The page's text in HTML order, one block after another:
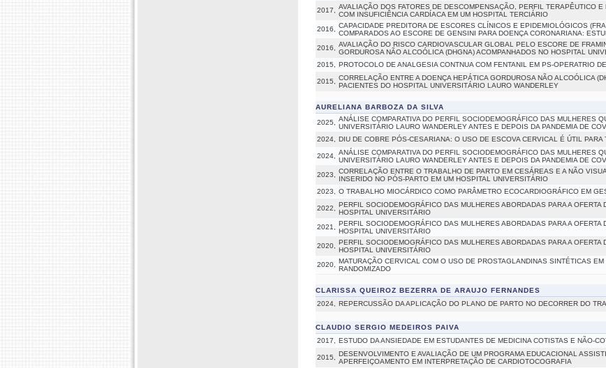
2017,
AVALIAÇÃO DOS FATORES DE DESCOMPENSAÇÃO, PERFIL TERAPÊUTICO
COM INSUFICIÊNCIA CARDÍACA EM UM HOSPITAL TERCIÁRIO
2016,
CAPACIDADE PREDITORA DE ESCORES CLÍNICOS E EPIDEMIOLÓGICOS
COMPARADOS AO ESCORE DE GENSINI PARA DOENÇA CORONARIANA:
2016,
AVALIAÇÃO DO RISCO CARDIOVASCULAR GLOBAL PELO ESCORE DE
GORDUROSA NÃO ALCOÓLICA (DHGNA) ACOMPANHADOS NO HOSPITAL
2015,
PROTOCOLO DE ANALGESIA CONTNUA COM FENTANIL EM PS-OPERATRIO
2015,
CORRELAÇÃO ENTRE A DOENÇA HEPÁTICA GORDUROSA NÃO ALCOÓLICA
PACIENTES DO HOSPITAL UNIVERSITÁRIO LAURO WANDERLEY
AURELIANA BARBOZA DA SILVA
2025,
ANÁLISE COMPARATIVA DO PERFIL SOCIODEMOGRÁFICO DAS MULHERES
UNIVERSITÁRIO LAURO WANDERLEY ANTES E DEPOIS DA PANDEMIA DE
2024,
DIU DE COBRE PÓS-CESARIANA: O USO DE ESCOVA CERVICAL É ÚTIL
2024,
ANÁLISE COMPARATIVA DO PERFIL SOCIODEMOGRÁFICO DAS MULHERES
UNIVERSITÁRIO LAURO WANDERLEY ANTES E DEPOIS DA PANDEMIA DE
2023,
CORRELAÇÃO ENTRE O TRABALHO DE PARTO EM CESÁREAS E A NÃO
INSERIDO NO PÓS-PARTO EM UM HOSPITAL UNIVERSITÁRIO
2023,
O TRABALHO MIOCÁRDICO COMO PARÂMETRO ECOCARDIOGRÁFICO EM
2022,
PERFIL SOCIODEMOGRÁFICO DAS MULHERES ABORDADAS PARA A
HOSPITAL UNIVERSITÁRIO
2021,
PERFIL SOCIODEMOGRÁFICO DAS MULHERES ABORDADAS PARA A
HOSPITAL UNIVERSITÁRIO
2020,
PERFIL SOCIODEMOGRÁFICO DAS MULHERES ABORDADAS PARA A
HOSPITAL UNIVERSITÁRIO
2020,
MATURAÇÃO CERVICAL COM O USO DE PROSTAGLANDINAS SINTÉTICAS
RANDOMIZADO
CLARISSA QUEIROZ BEZERRA DE ARAUJO FERNANDES
2024,
REPERCUSSÃO DA APLICAÇÃO DO PLANO DE PARTO NO DECORRER DO
CLAUDIO SERGIO MEDEIROS PAIVA
2017,
ESTUDO DA ANSIEDADE EM ESTUDANTES DE MEDICINA COTISTAS E NÃO-
2015,
DESENVOLVIMENTO E AVALIAÇÃO DE UM PROGRAMA EDUCACIONAL
APERFEIÇOAMENTO EM INTERPRETAÇÃO DE CARDIOTOCOGRAFIA